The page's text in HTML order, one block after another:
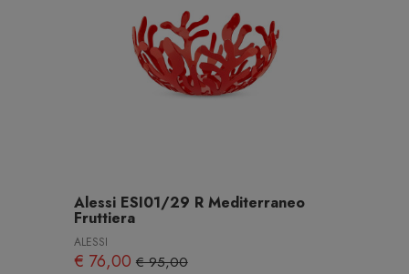
Alessi ESI01/29 R Mediterraneo
Fruttiera
ALESSI
€ 76,00€ 95,00